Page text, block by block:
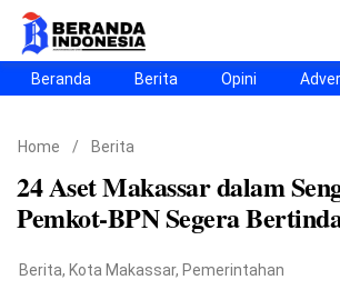
Beranda
Berita
Opini
Advertorial
Featured
Beranda25
SEGMEN
Nusantara
Jabodetabek
Sulselbar
Kota Makassar
Beranda Berita Opini
Home / Berita
24 Aset Makassar dalam
Pemkot-BPN Segera
Berita, Kota Makassar, Pemerintahan